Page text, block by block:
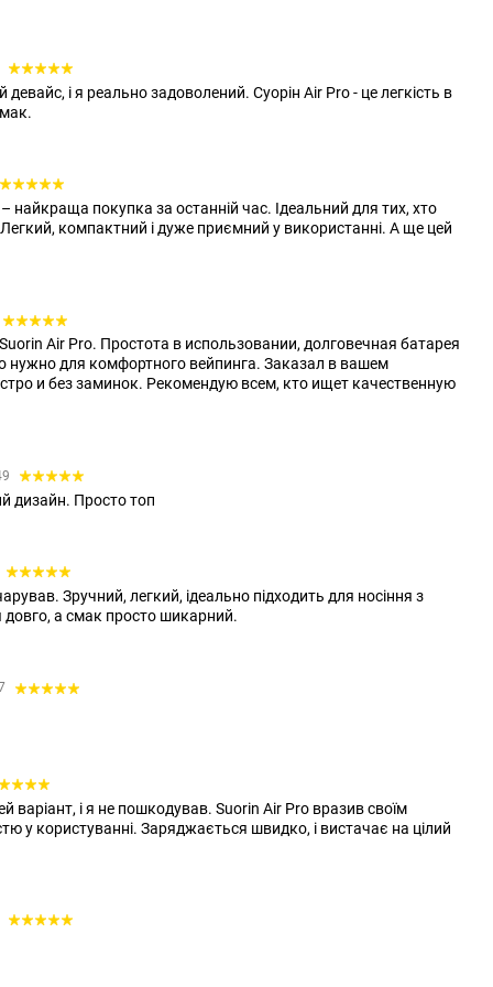
і я реально задоволений. Суорін Air Pro - це легкість в
найкраща покупка за останній час. Ідеальний для тих, хто
Легкий, компактний і дуже приємний у використанні. А ще цей
Air Pro. Простота в использовании, долговечная батарея
нужно для комфортного вейпинга. Заказал в вашем
и без заминок. Рекомендую всем, кто ищет качественную
дизайн. Просто топ
Зручний, легкий, ідеально підходить для носіння з
а смак просто шикарний.
варіант, і я не пошкодував. Suorin Air Pro вразив своїм
у користуванні. Заряджається швидко, і вистачає на цілий